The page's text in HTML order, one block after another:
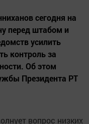
сегодня на
перед штабом и
усилить
контроль за
Об этом
Президента РТ
вопрос низких